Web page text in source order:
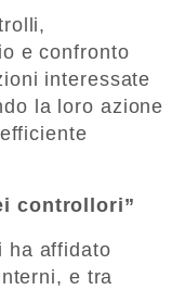
e confronto
interessate
la loro azione
controllori”
ha affidato
e tra